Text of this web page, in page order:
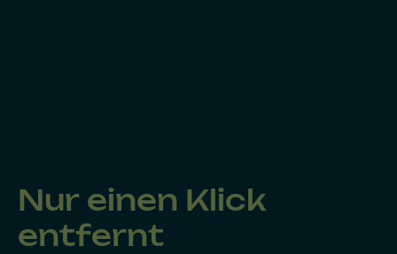
Nur einen Klick
entfernt